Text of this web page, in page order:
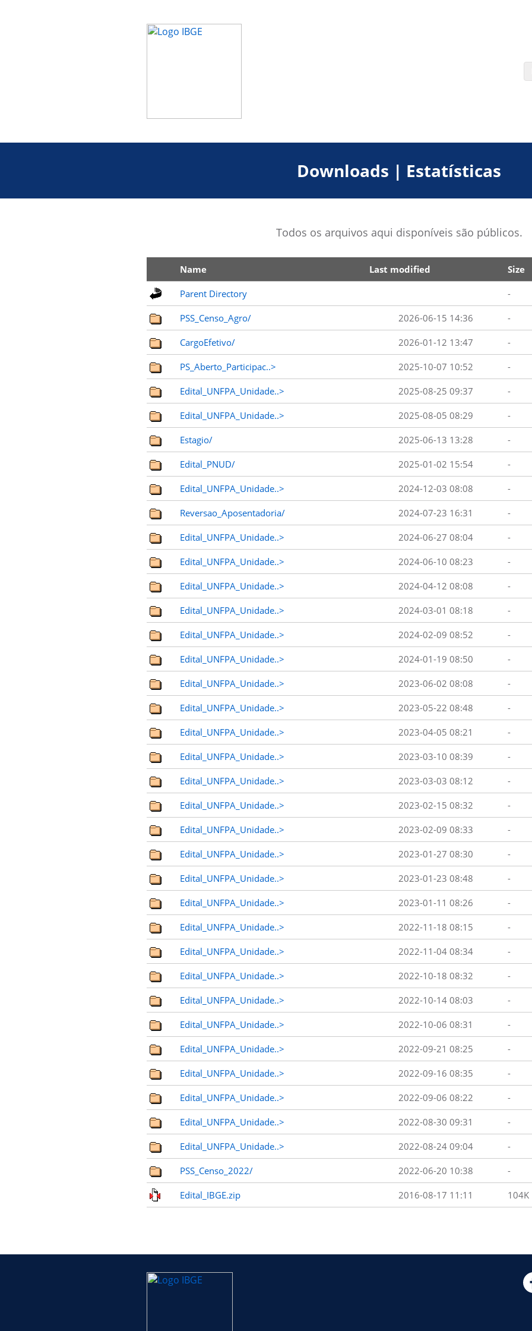
Downloads | Estatísticas
Todos os arquivos aqui disponíveis são públicos.
Name Last modified Size
Parent Directory -
PSS_Censo_Agro/ 2026-06-15 14:36 -
CargoEfetivo/ 2026-01-12 13:47 -
PS_Aberto_Participac..> 2025-10-07 10:52 -
Edital_UNFPA_Unidade..> 2025-08-25 09:37 -
Edital_UNFPA_Unidade..> 2025-08-05 08:29 -
Estagio/ 2025-06-13 13:28 -
Edital_PNUD/ 2025-01-02 15:54 -
Edital_UNFPA_Unidade..> 2024-12-03 08:08 -
Reversao_Aposentadoria/ 2024-07-23 16:31 -
Edital_UNFPA_Unidade..> 2024-06-27 08:04 -
Edital_UNFPA_Unidade..> 2024-06-10 08:23 -
Edital_UNFPA_Unidade..> 2024-04-12 08:08 -
Edital_UNFPA_Unidade..> 2024-03-01 08:18 -
Edital_UNFPA_Unidade..> 2024-02-09 08:52 -
Edital_UNFPA_Unidade..> 2024-01-19 08:50 -
Edital_UNFPA_Unidade..> 2023-06-02 08:08 -
Edital_UNFPA_Unidade..> 2023-05-22 08:48 -
Edital_UNFPA_Unidade..> 2023-04-05 08:21 -
Edital_UNFPA_Unidade..> 2023-03-10 08:39 -
Edital_UNFPA_Unidade..> 2023-03-03 08:12 -
Edital_UNFPA_Unidade..> 2023-02-15 08:32 -
Edital_UNFPA_Unidade..> 2023-02-09 08:33 -
Edital_UNFPA_Unidade..> 2023-01-27 08:30 -
Edital_UNFPA_Unidade..> 2023-01-23 08:48 -
Edital_UNFPA_Unidade..> 2023-01-11 08:26 -
Edital_UNFPA_Unidade..> 2022-11-18 08:15 -
Edital_UNFPA_Unidade..> 2022-11-04 08:34 -
Edital_UNFPA_Unidade..> 2022-10-18 08:32 -
Edital_UNFPA_Unidade..> 2022-10-14 08:03 -
Edital_UNFPA_Unidade..> 2022-10-06 08:31 -
Edital_UNFPA_Unidade..> 2022-09-21 08:25 -
Edital_UNFPA_Unidade..> 2022-09-16 08:35 -
Edital_UNFPA_Unidade..> 2022-09-06 08:22 -
Edital_UNFPA_Unidade..> 2022-08-30 09:31 -
Edital_UNFPA_Unidade..> 2022-08-24 09:04 -
PSS_Censo_2022/ 2022-06-20 10:38 -
Edital_IBGE.zip 2016-08-17 11:11 104K